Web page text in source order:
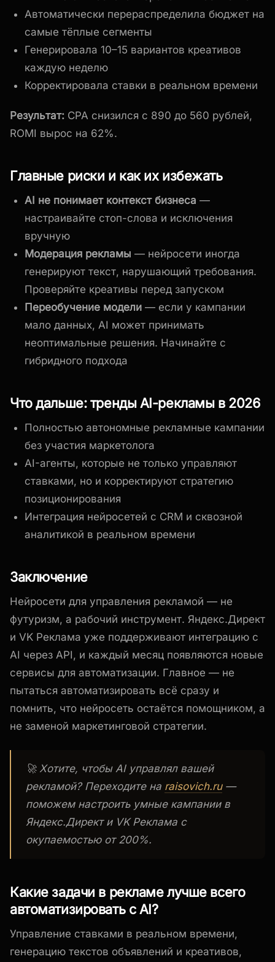
Автоматически перераспределила бюджет на
самые тёплые сегменты
Генерировала 10–15 вариантов креативов
каждую неделю
Корректировала ставки в реальном времени
Результат: CPA снизился с 890 до 560 рублей,
ROMI вырос на 62%.
Главные риски и как их избежать
AI не понимает контекст бизнеса —
настраивайте стоп-слова и исключения
вручную
Модерация рекламы — нейросети иногда
генерируют текст, нарушающий требования.
Проверяйте креативы перед запуском
Переобучение модели — если у кампании
мало данных, AI может принимать
неоптимальные решения. Начинайте с
гибридного подхода
Что дальше: тренды AI-рекламы в 2026
Полностью автономные рекламные кампании
без участия маркетолога
AI-агенты, которые не только управляют
ставками, но и корректируют стратегию
позиционирования
Интеграция нейросетей с CRM и сквозной
аналитикой в реальном времени
Заключение
Нейросети для управления рекламой — не
футуризм, а рабочий инструмент. Яндекс.Директ
и VK Реклама уже поддерживают интеграцию с
AI через API, и каждый месяц появляются новые
сервисы для автоматизации. Главное — не
пытаться автоматизировать всё сразу и
помнить, что нейросеть остаётся помощником, а
не заменой маркетинговой стратегии.
🚀 Хотите, чтобы AI управлял вашей
рекламой? Переходите на raisovich.ru—
поможем настроить умные кампании в
Яндекс.Директ и VK Реклама с
окупаемостью от 200%.
Какие задачи в рекламе лучше всего
автоматизировать с AI?
Управление ставками в реальном времени,
генерацию текстов объявлений и креативов,